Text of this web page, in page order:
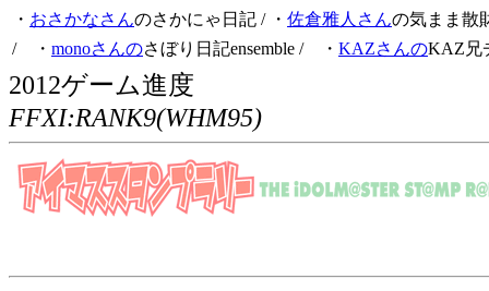
・ おさかなさんのさかにゃ日記 / ・ 佐倉雅人さんの気まま散
/ ・ monoさんのさぼり日記ensemble / ・ KAZさんのKAZ兄
2012ゲーム進度
FFXI:RANK9(WHM95)